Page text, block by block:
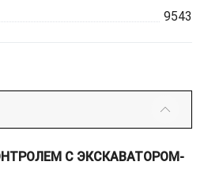
9543
С ЭКСКАВАТОРОМ-